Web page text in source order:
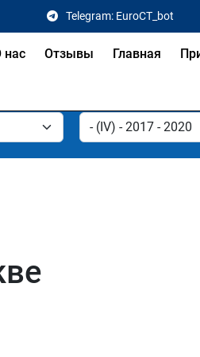
Telegram: EuroCT_bot
нас Отзывы Главная